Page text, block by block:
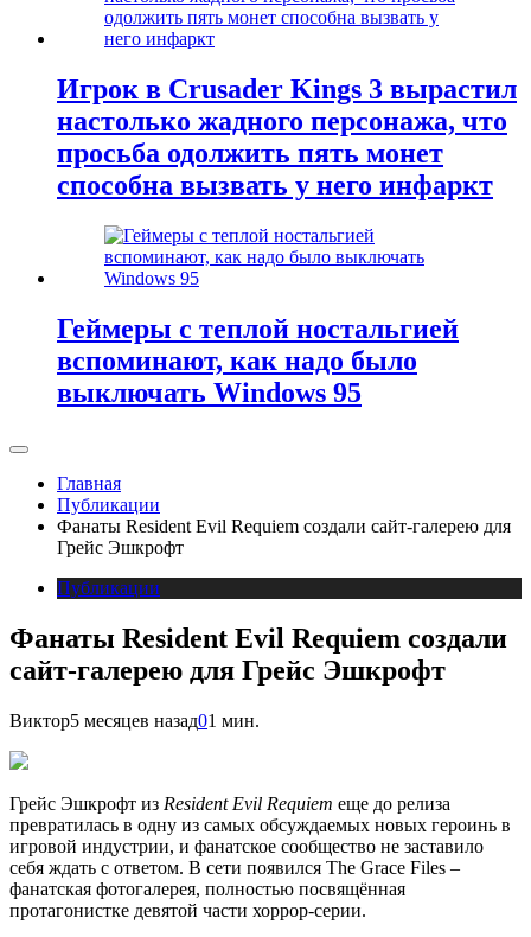
Игрок в Crusader Kings 3 вырастил
настолько жадного персонажа, что
просьба одолжить пять монет
способна вызвать у него инфаркт
Геймеры с теплой ностальгией
вспоминают, как надо было
выключать Windows 95
Главная
Публикации
Фанаты Resident Evil Requiem создали сайт-галерею для
Грейс Эшкрофт
Публикации
Фанаты Resident Evil Requiem создали
сайт-галерею для Грейс Эшкрофт
Виктор5 месяцев назад01 мин.
Грейс Эшкрофт из Resident Evil Requiem еще до релиза
превратилась в одну из самых обсуждаемых новых героинь в
игровой индустрии, и фанатское сообщество не заставило
себя ждать с ответом. В сети появился The Grace Files –
фанатская фотогалерея, полностью посвящённая
протагонистке девятой части хоррор-серии.